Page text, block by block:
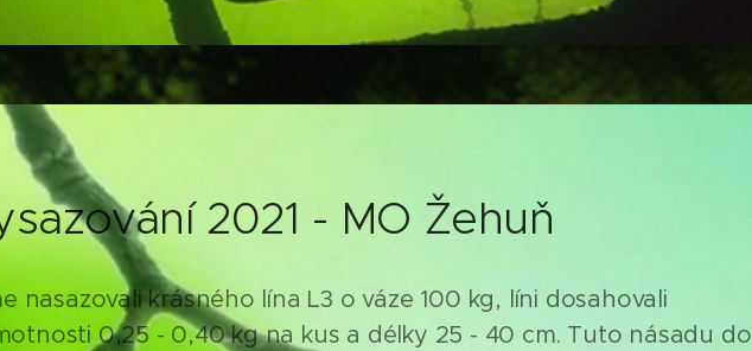
2021 - MO Žehuň
nasazovali krásného lína L3 o váze 100 kg, líni dosahovali
0,25 - 0,40 kg na kus a délky 25 - 40 cm. Tuto násadu do